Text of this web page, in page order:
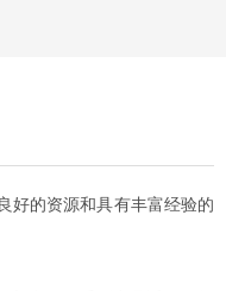
好的资源和具有丰富经验的